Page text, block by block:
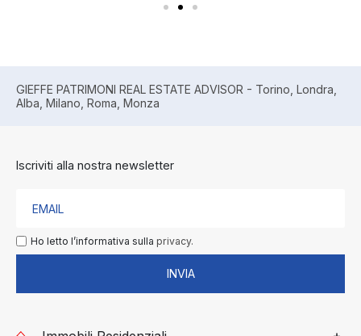
GIEFFE PATRIMONI REAL ESTATE ADVISOR - Torino, Londra,
Alba, Milano, Roma, Monza
Iscriviti alla nostra newsletter
Ho letto l’informativa sulla privacy.
INVIA